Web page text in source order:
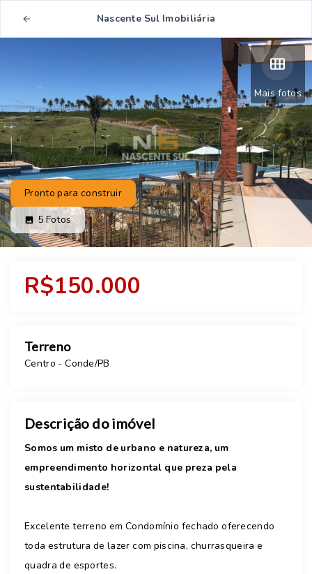
Nascente Sul Imobiliária
Mais fotos
Pronto para construir
5 Fotos
R$150.000
Terreno
Centro - Conde/PB
Descrição do imóvel
Somos um misto de urbano e natureza, um
empreendimento horizontal que preza pela
sustentabilidade!
Excelente terreno em Condomínio fechado oferecendo
toda estrutura de lazer com piscina, churrasqueira e
quadra de esportes.